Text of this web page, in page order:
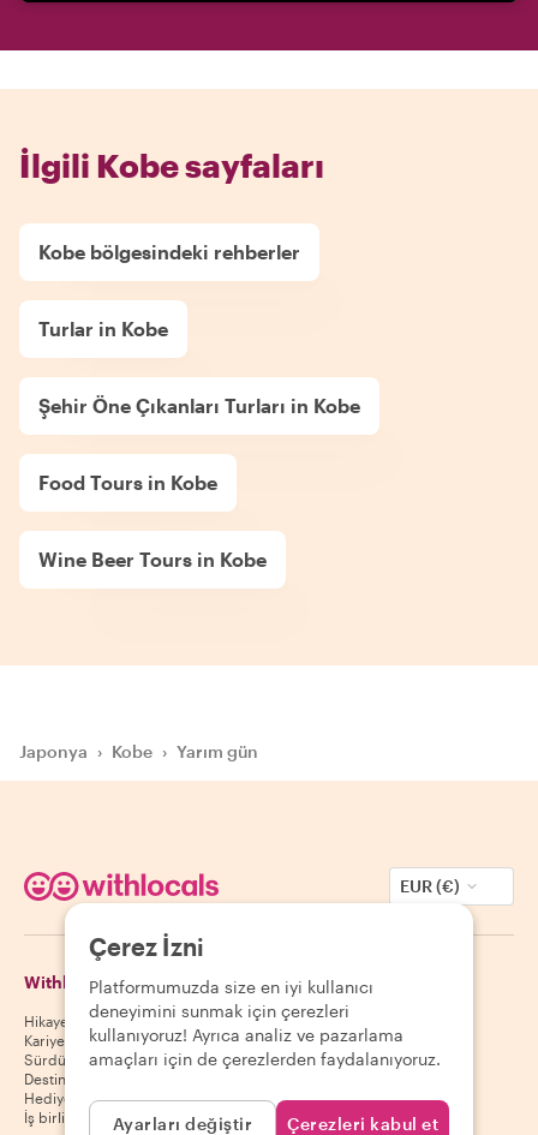
İlgili Kobe sayfaları
Kobe bölgesindeki rehberler
Turlar in Kobe
Şehir Öne Çıkanları Turları in Kobe
Food Tours in Kobe
Wine Beer Tours in Kobe
Japonya › Kobe › Yarım gün
EUR (€)
Withlocals Hakkında
Hikayemiz
Kariyer
Sürdürülebilirlik
Destinasyonlar
Hediye kuponları
İş birliği yap
Misafirler
Misafir yardım merkezi
Misafir iptal politikası
Misafir kullanım koşulları
Çerez İzni
Platformumuzda size en iyi kullanıcı
deneyimini sunmak için çerezleri
kullanıyoruz! Ayrıca analiz ve pazarlama
amaçları için de çerezlerden faydalanıyoruz.
Ayarları değiştir Çerezleri kabul et